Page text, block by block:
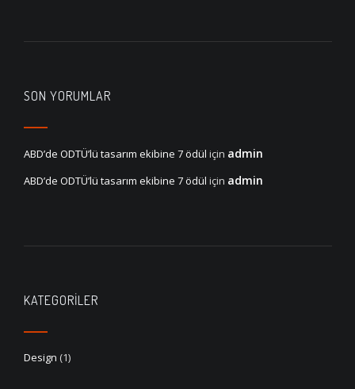
SON YORUMLAR
ABD’de ODTÜ’lü tasarım ekibine 7 ödül için admin
ABD’de ODTÜ’lü tasarım ekibine 7 ödül için admin
KATEGORILER
Design (1)